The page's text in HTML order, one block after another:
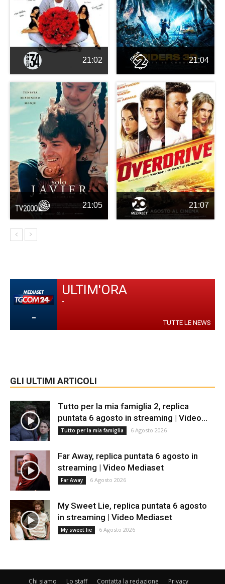
21:02 21:04
21:05 21:07
-
ULTIM'ORA
-
TUTTE LE NEWS
GLI ULTIMI ARTICOLI
Tutto per la mia famiglia 2, replica
puntata 6 agosto in streaming | Video...
Tutto per la mia famiglia 6 Agosto 2026
Far Away, replica puntata 6 agosto in
streaming | Video Mediaset
Far Away 6 Agosto 2026
My Sweet Lie, replica puntata 6 agosto
in streaming | Video Mediaset
My sweet lie 6 Agosto 2026
Chi siamo Lo staff Contatta la redazione Privacy